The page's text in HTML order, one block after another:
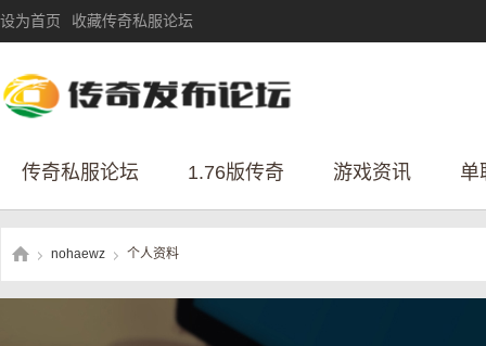
设为首页 收藏传奇私服论坛
传奇私服论坛 1.76版传奇 游戏资讯 单
nohaewz 个人资料